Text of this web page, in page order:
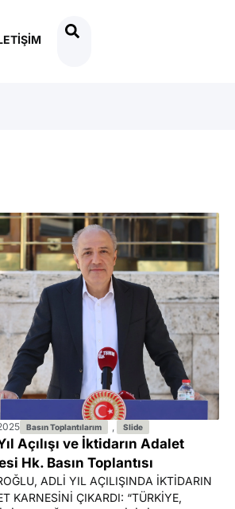
Basın Toplantılarım Slide
Açılışı ve İktidarın Adalet
Hk. Basın Toplantısı
ADLİ YIL AÇILIŞINDA İKTİDARIN
KARNESİNİ ÇIKARDI: “TÜRKİYE,